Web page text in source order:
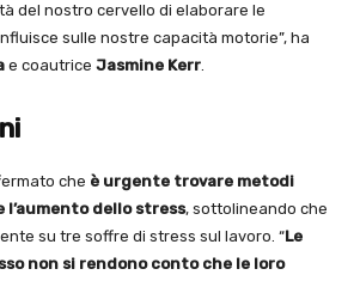
del nostro cervello di elaborare le
sulle nostre capacità motorie”, ha
e coautrice Jasmine Kerr.
che è urgente trovare metodi
l’aumento dello stress, sottolineando che
su tre soffre di stress sul lavoro. “Le
non si rendono conto che le loro